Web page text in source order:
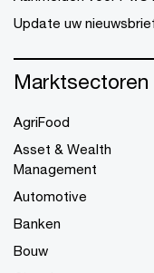
Update uw
Marktsectoren
AgriFood
Asset & Wealth
Management
Automotive
Banken
Bouw